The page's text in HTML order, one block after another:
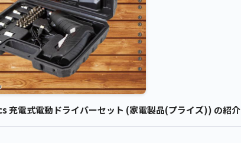
充電式電動ドライバーセット (家電製品(プライズ)) の紹介